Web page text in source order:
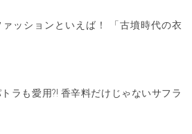
ッションといえば！ 「古墳時代の衣
ラも愛用?! 香辛料だけじゃないサフラ